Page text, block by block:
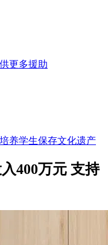
更多援助
养学生保存文化遗产
400万元 支持